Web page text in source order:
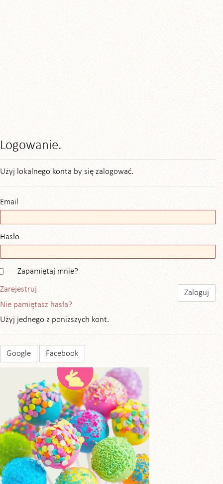
Logowanie.
Użyj lokalnego konta by się zalogować.
Email
Hasło
Zapamiętaj mnie?
Zarejestruj
Nie pamiętasz hasła?
Użyj jednego z poniższych kont.
Google Facebook